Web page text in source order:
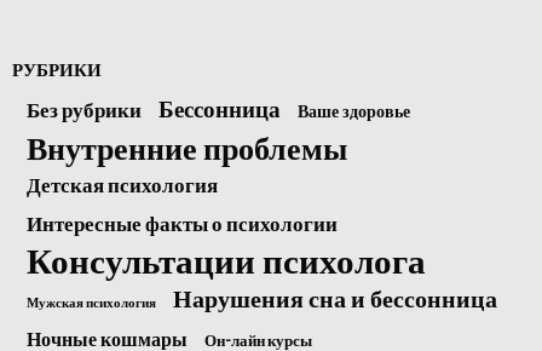
РУБРИКИ
Без рубрики Бессонница Ваше здоровье
Внутренние проблемы
Детская психология
Интересные факты о психологии
Консультации психолога
Мужская психология Нарушения сна и бессонница
Ночные кошмары Он-лайн курсы